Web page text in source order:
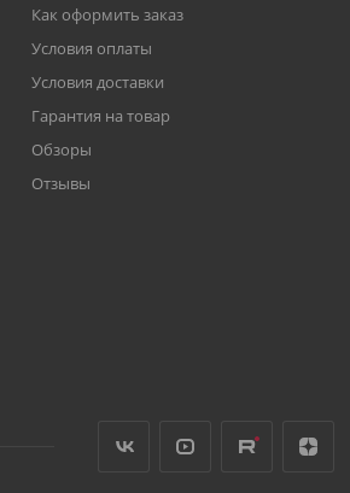
Как оформить заказ
Условия оплаты
Условия доставки
Гарантия на товар
Обзоры
Отзывы